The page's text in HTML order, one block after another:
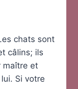
chats sont
câlins; ils
maître et
Si votre